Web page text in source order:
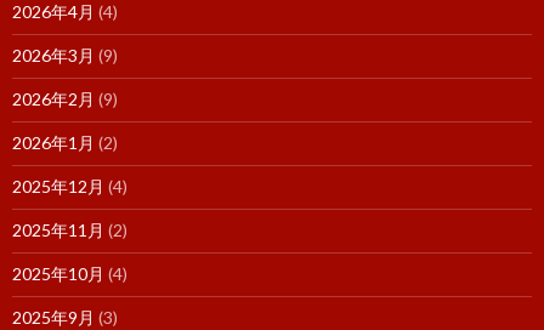
2026年4月 (4)
2026年3月 (9)
2026年2月 (9)
2026年1月 (2)
2025年12月 (4)
2025年11月 (2)
2025年10月 (4)
2025年9月 (3)